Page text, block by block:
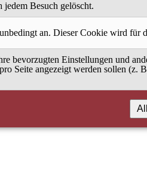
Besuch gelöscht.
an. Dieser Cookie wird für
bevorzugten Einstellungen und
Seite angezeigt werden sollen (z.